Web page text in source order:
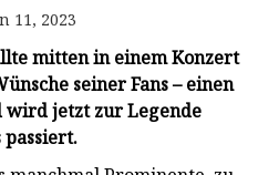
11, 2023
mitten in einem Konzert
seiner Fans – einen
wird jetzt zur Legende
passiert.